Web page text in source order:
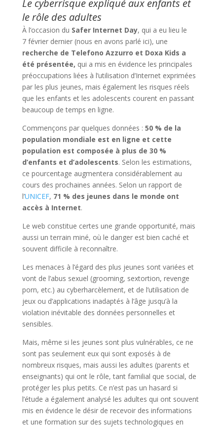
Le cyberrisque expliqué aux enfants et
le rôle des adultes
À l’occasion du Safer Internet Day, qui a eu lieu le
7 février dernier (nous en avons parlé ici), une
recherche de Telefono Azzurro et Doxa Kids a
été présentée, qui a mis en évidence les principales
préoccupations liées à l’utilisation d’Internet exprimées
par les plus jeunes, mais également les risques réels
que les enfants et les adolescents courent en passant
beaucoup de temps en ligne.
Commençons par quelques données : 50 % de la
population mondiale est en ligne et cette
population est composée à plus de 30 %
d’enfants et d’adolescents. Selon les estimations,
ce pourcentage augmentera considérablement au
cours des prochaines années. Selon un rapport de
l’UNICEF, 71 % des jeunes dans le monde ont
accès à Internet.
Le web constitue certes une grande opportunité, mais
aussi un terrain miné, où le danger est bien caché et
souvent difficile à reconnaître.
Les menaces à l’égard des plus jeunes sont variées et
vont de l’abus sexuel (grooming, sextortion, revenge
porn, etc.) au cyberharcèlement, et de l’utilisation de
jeux ou d’applications inadaptés à l’âge jusqu’à la
violation inévitable des données personnelles et
sensibles.
Mais, même si les jeunes sont plus vulnérables, ce ne
sont pas seulement eux qui sont exposés à de
nombreux risques, mais aussi les adultes (parents et
enseignants) qui ont le rôle, tant familial que social, de
protéger les plus petits. Ce n’est pas un hasard si
l’étude a également analysé les adultes qui ont souvent
mis en évidence le désir de recevoir des informations
et une formation sur des sujets technologiques en